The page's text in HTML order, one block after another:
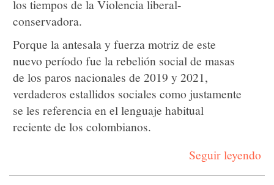
los tiempos de la Violencia liberal-
conservadora.
Porque la antesala y fuerza motriz de este
nuevo período fue la rebelión social de masas
de los paros nacionales de 2019 y 2021,
verdaderos estallidos sociales como justamente
se les referencia en el lenguaje habitual
reciente de los colombianos.
Seguir leyendo